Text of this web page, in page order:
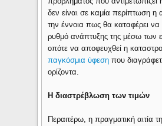
δεν είναι σε καμία περίπτωση η
την έννοια πως θα καταφέρει να
ρυθμό ανάπτυξης της μέσω των
οπότε να αποφευχθεί η
παγκόσμια ύφεση που
ορίζοντα.
Η διαστρέβλωση των τιμών
Περαιτέρω, η πραγματική αιτία